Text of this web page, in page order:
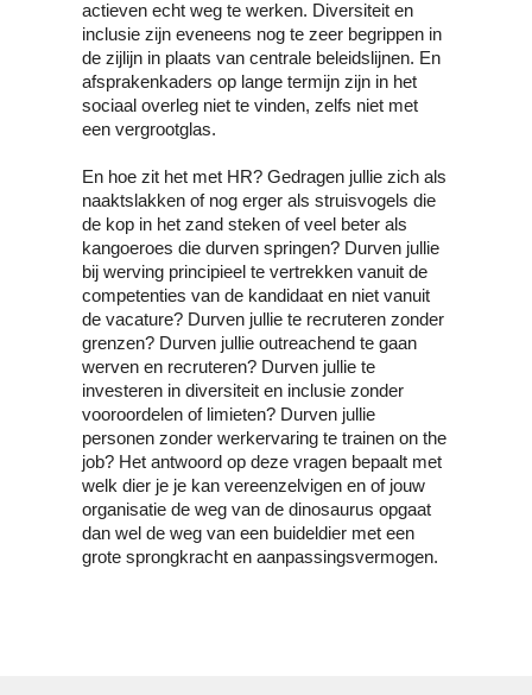
actieven echt weg te werken. Diversiteit en
inclusie zijn eveneens nog te zeer begrippen in
de zijlijn in plaats van centrale beleidslijnen. En
afsprakenkaders op lange termijn zijn in het
sociaal overleg niet te vinden, zelfs niet met
een vergrootglas.
En hoe zit het met HR? Gedragen jullie zich als
naaktslakken of nog erger als struisvogels die
de kop in het zand steken of veel beter als
kangoeroes die durven springen? Durven jullie
bij werving principieel te vertrekken vanuit de
competenties van de kandidaat en niet vanuit
de vacature? Durven jullie te recruteren zonder
grenzen? Durven jullie outreachend te gaan
werven en recruteren? Durven jullie te
investeren in diversiteit en inclusie zonder
vooroordelen of limieten? Durven jullie
personen zonder werkervaring te trainen on the
job? Het antwoord op deze vragen bepaalt met
welk dier je je kan vereenzelvigen en of jouw
organisatie de weg van de dinosaurus opgaat
dan wel de weg van een buideldier met een
grote sprongkracht en aanpassingsvermogen.